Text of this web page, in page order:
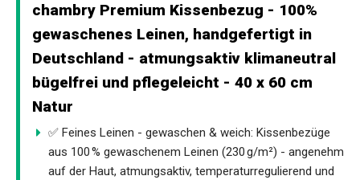
chambry Premium Kissenbezug - 100%
gewaschenes Leinen, handgefertigt in
Deutschland - atmungsaktiv klimaneutral
bügelfrei und pflegeleicht - 40 x 60 cm
Natur
✅ Feines Leinen - gewaschen & weich: Kissenbezüge
aus 100 % gewaschenem Leinen (230 g/m²) - angenehm
auf der Haut, atmungsaktiv, temperaturregulierend und